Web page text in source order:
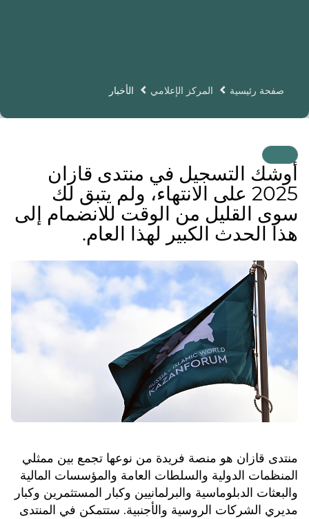
صفحة رئيسية المركز الإعلامي الأخبار
أوشك التسجيل في منتدى قازان
2025 على الانتهاء، ولم يتبق لك
سوى القليل من الوقت للانضمام إلى
هذا الحدث الكبير لهذا العام.
منتدى قازان هو منصة فريدة من نوعها تجمع بين ممثلي
المنظمات الدولية والسلطات العامة والمؤسسات المالية
والبعثات الدبلوماسية والبرلمانيين وكبار المستثمرين وكبار
مديري الشركات الروسية والأجنبية. ستتمكن في المنتدى